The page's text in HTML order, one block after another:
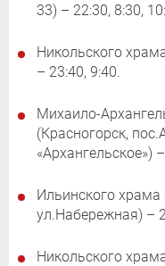
33) – 22:30, 8:30,
Никольского
– 23:40, 9:40.
Михаило-
(Красногорск,
«Архангельское»)
Ильинского храма
ул.Набережная) –
Никольского